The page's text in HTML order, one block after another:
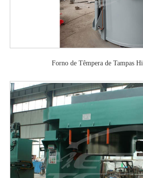
Forno de Têmpera de Tampas